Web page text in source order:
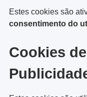
Estes cookies são
consentimento do
Cookies